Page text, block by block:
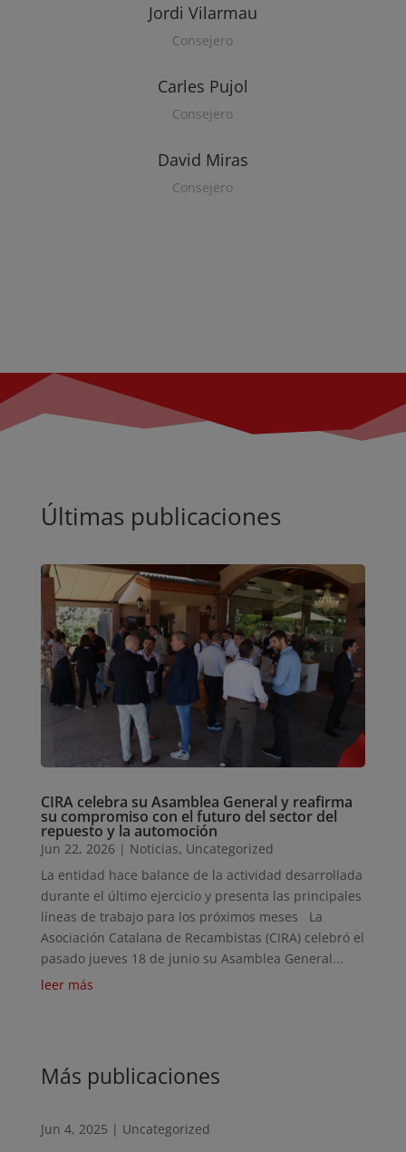
Jordi Vilarmau
Consejero
Carles Pujol
Consejero
David Miras
Consejero
Últimas publicaciones
CIRA celebra su Asamblea General y reafirma
su compromiso con el futuro del sector del
repuesto y la automoción
Jun 22, 2026 | Noticias, Uncategorized
La entidad hace balance de la actividad desarrollada
durante el último ejercicio y presenta las principales
líneas de trabajo para los próximos meses La
Asociación Catalana de Recambistas (CIRA) celebró el
pasado jueves 18 de junio su Asamblea General...
leer más
Más publicaciones
Jun 4, 2025 | Uncategorized